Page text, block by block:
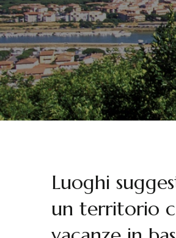
Luoghi
un territorio